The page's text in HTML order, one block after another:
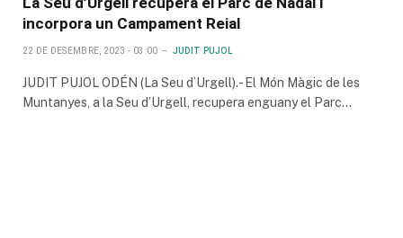
incorpora un Campament Reial
22 DE DESEMBRE, 2023 - 03:00 JUDIT PUJOL
JUDIT PUJOL ODÉN (La Seu d’Urgell).- El Món Màgic de les
Muntanyes, a la Seu d’Urgell, recupera enguany el Parc…